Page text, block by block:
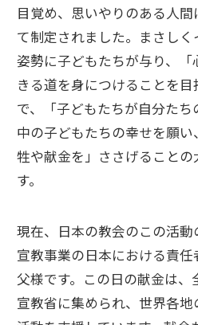
目覚め、思いやりのある人
て制定されました。まさし
姿勢に子どもたちが与り、
きる道を身につけることを
で、「子どもたちが自分た
中の子どもたちの幸せを願
牲や献金を」ささげること
す。
現在、日本の教会のこの活
宣教事業の日本における責
父様です。この日の献金は
宣教省に集められ、世界各